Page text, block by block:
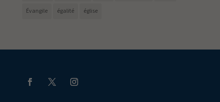
Évangile égalité église